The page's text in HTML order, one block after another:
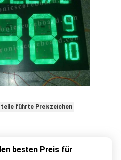
führte Preiszeichen
besten Preis für